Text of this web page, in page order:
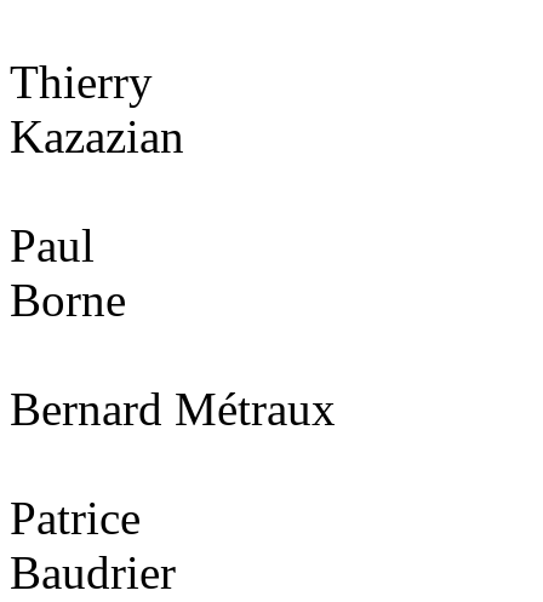
Thierry
Kazazian
Paul
Borne
Bernard Métraux
Patrice
Baudrier